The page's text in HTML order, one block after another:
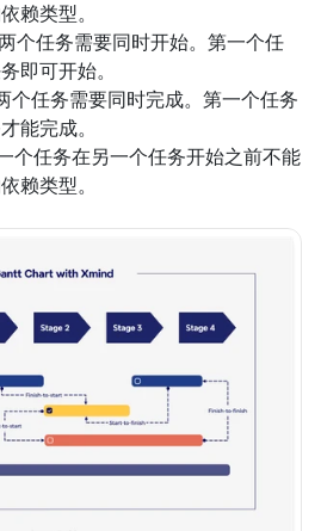
赖类型。
两个任务需要同时开始。第一个任
即可开始。
个任务需要同时完成。第一个任务
能完成。
个任务在另一个任务开始之前不能
赖类型。